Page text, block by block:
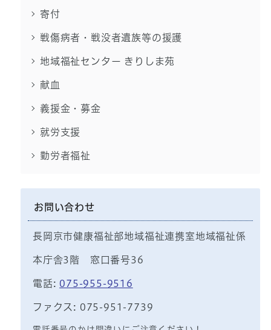
寄付
戦傷病者・戦没者遺族等の援護
地域福祉センター きりしま苑
献血
義援金・募金
就労支援
勤労者福祉
お問い合わせ
長岡京市健康福祉部地域福祉連携室地域福祉係
本庁舎3階 窓口番号36
電話: 075-955-9516
ファクス: 075-951-7739